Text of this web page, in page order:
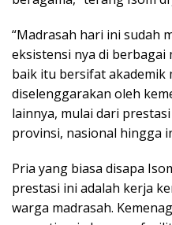
“Madrasah hari ini sudah
eksistensi nya di berbagai
baik itu bersifat akademik
diselenggarakan oleh
lainnya, mulai dari
provinsi, nasional hingga
Pria yang biasa disapa
prestasi ini adalah kerja
warga madrasah.